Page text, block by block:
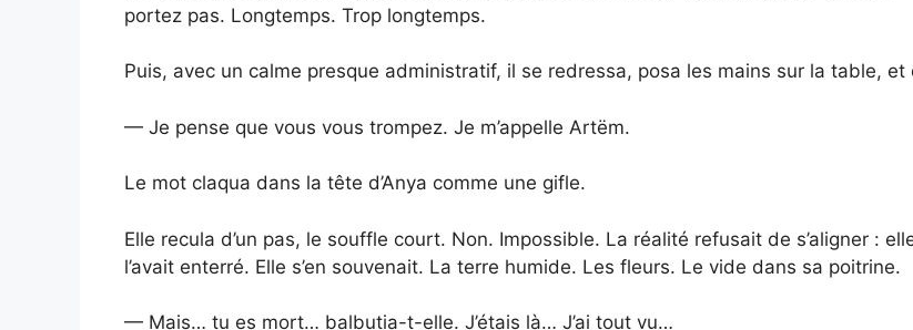
portez pas. Longtemps. Trop longtemps.
Puis, avec un calme presque administratif, il se redressa, posa les mains sur la table, et
— Je pense que vous vous trompez. Je m’appelle Artëm.
Le mot claqua dans la tête d’Anya comme une gifle.
Elle recula d’un pas, le souffle court. Non. Impossible. La réalité refusait de s’aligner :
l’avait enterré. Elle s’en souvenait. La terre humide. Les fleurs. Le vide dans sa poitrine.
— Mais… tu es mort… balbutia-t-elle. J’étais là… J’ai tout vu…